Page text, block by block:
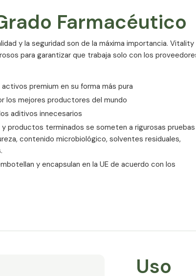
Vitamina
Los estudios han
En lugar de en
mayores sufren
Para las
Farmacéutico
y la seguridad son de la máxima importancia. Vitality
para garantizar que trabaja solo con los
premium en su forma más pura
los mejores productores del mundo
aditivos innecesarios
productos terminados se someten a rigurosas pruebas
contenido microbiológico, solventes residuales,
y encapsulan en la UE de acuerdo con los
Uso